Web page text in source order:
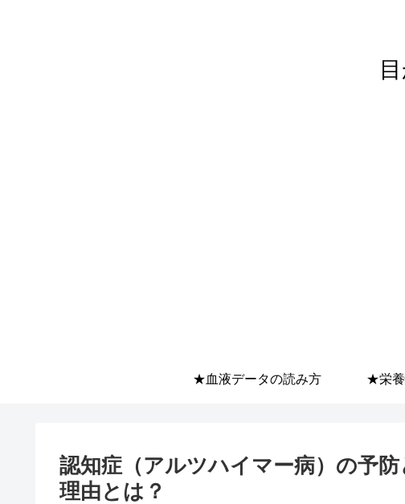
★血液データの読み方 ★栄養
認知症（アルツハイマー病）の予
理由とは？